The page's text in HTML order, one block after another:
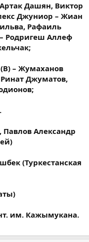
Дашян, ​Виктор
Джуниор – Жиан
Рафаиль
Родригеш Аллеф
– Жумаханов
Джуматов,
Павлов Александр
(Туркестанская
им. Кажымукана.